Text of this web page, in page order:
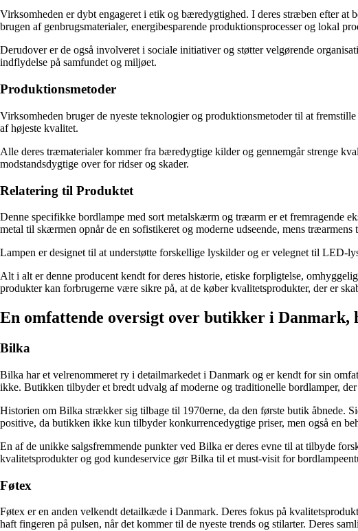
Virksomheden er dybt engageret i etik og bæredygtighed. I deres stræben efter
brugen af genbrugsmaterialer, energibesparende produktionsprocesser og lokal
Derudover er de også involveret i sociale initiativer og støtter velgørende
indflydelse på samfundet og miljøet.
Produktionsmetoder
Virksomheden bruger de nyeste teknologier og produktionsmetoder til at
af højeste kvalitet.
Alle deres træmaterialer kommer fra bæredygtige kilder og gennemgår strenge
modstandsdygtige over for ridser og skader.
Relatering til Produktet
Denne specifikke bordlampe med sort metalskærm og træarm er et fremragende
metal til skærmen opnår de en sofistikeret og moderne udseende, mens
Lampen er designet til at understøtte forskellige lyskilder og er velegnet til LED-
Alt i alt er denne producent kendt for deres historie, etiske forpligtelse,
produkter kan forbrugerne være sikre på, at de køber kvalitetsprodukter, der er
En omfattende oversigt over butikker i
Bilka
Bilka har et velrenommeret ry i detailmarkedet i Danmark og er kendt for sin
ikke. Butikken tilbyder et bredt udvalg af moderne og traditionelle bordlamper,
Historien om Bilka strækker sig tilbage til 1970erne, da den første butik åbnede.
positive, da butikken ikke kun tilbyder konkurrencedygtige priser, men også en
En af de unikke salgsfremmende punkter ved Bilka er deres evne til at tilbyde
kvalitetsprodukter og god kundeservice gør Bilka til et must-visit for
Føtex
Føtex er en anden velkendt detailkæde i Danmark. Deres fokus på
haft fingeren på pulsen, når det kommer til de nyeste trends og stilarter. Deres